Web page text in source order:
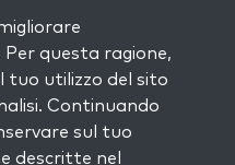
list e ricevi
nella tua
Per questa ragione,
tuo utilizzo del sito
Continuando
sul tuo
descritte nel